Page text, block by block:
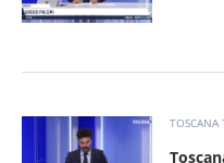
TOSCANA